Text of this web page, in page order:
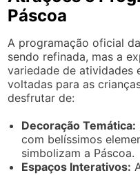
Páscoa
A programação oficial
sendo refinada, mas a
variedade de atividades
voltadas para as
desfrutar de:
Decoração Temática:
com belíssimos
simbolizam a Páscoa.
Espaços Interativos: